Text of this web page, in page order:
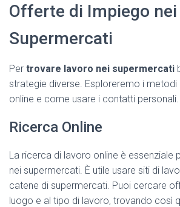
Offerte di Impiego nei
Supermercati
Per trovare lavoro nei supermercati
strategie diverse. Esploreremo i
online e come usare i contatti personali.
Ricerca Online
La ricerca di lavoro online è essenziale
nei supermercati. È utile usare siti di
catene di supermercati. Puoi cercare
luogo e al tipo di lavoro, trovando così